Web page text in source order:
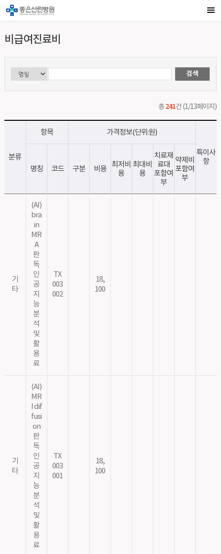
비급여진료비
총241건 (1/13페이지)
분류
항목 가격정보(단위:원)
특이사
항
명칭
코드 구분 비용
최저비
용
최대비
용
치료재
료대
포함여
부
약제비
포함여
부
기
타
(AI)
bra
in
MR
A
판
독
인
공
지
능
분
석
및
활
용
료
TX
003
002
18,
100
기
타
(AI)
MR
I dif
fusi
on
판
독
인
공
지
능
분
석
및
활
용
료
TX
003
001
18,
100